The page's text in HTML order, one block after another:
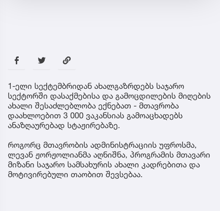
1-ელი სექტემბრიდან ახალგაზრდებს საჯარო
სექტორში დასაქმებისა და გამოცდილების მიღების
ახალი შესაძლებლობა ექნებათ - მთავრობა
დაახლოებით 3 000 ვაკანსიას გამოაცხადებს
ანაზღაურებად სტაჟირებაზე.
როგორც მთავრობის ადმინისტრაციის უფროსმა,
ლევან ჟორჟოლიანმა აღნიშნა, პროგრამის მთავარი
მიზანი საჯარო სამსახურის ახალი კადრებითა და
მოტივირებული თაობით შევსებაა.